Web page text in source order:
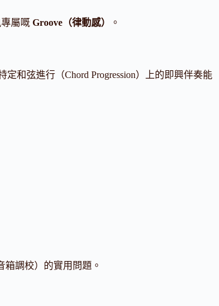
屬嘅 Groove（律動感） 。
和弦進行（Chord Progression）上的即興伴奏能
箱調校）的實用問題。